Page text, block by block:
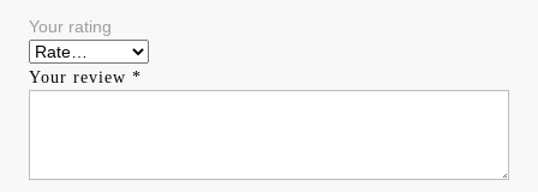
Your rating
Your review *